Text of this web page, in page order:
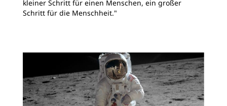
kleiner Schritt für einen Menschen, ein großer
Schritt für die Menschheit."